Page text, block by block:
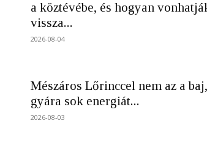
a köztévébe, és hogyan
vissza...
2026-08-04
Mészáros Lőrinccel nem az a
gyára sok energiát...
2026-08-03